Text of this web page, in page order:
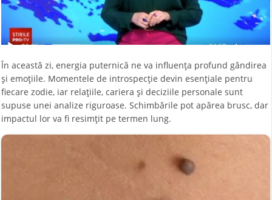
În această zi, energia puternică ne va influența profund gândirea
și emoțiile. Momentele de introspecție devin esențiale pentru
fiecare zodie, iar relațiile, cariera și deciziile personale sunt
supuse unei analize riguroase. Schimbările pot apărea brusc, dar
impactul lor va fi resimțit pe termen lung.